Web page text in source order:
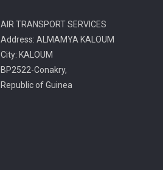
AIR TRANSPORT SERVICES
Address: ALMAMYA KALOUM
City: KALOUM
BP2522-Conakry,
Republic of Guinea